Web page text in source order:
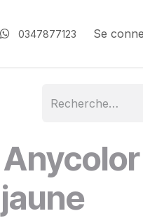
0347877123 Se